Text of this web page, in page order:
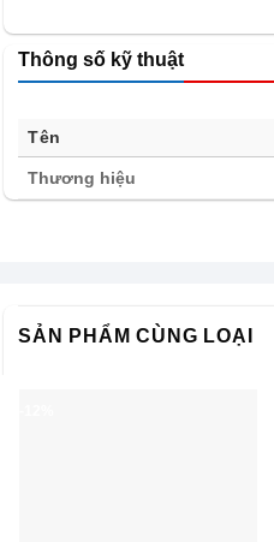
Thông số kỹ thuật
Tên
Thương hiệu
SẢN PHẨM CÙNG LOẠI